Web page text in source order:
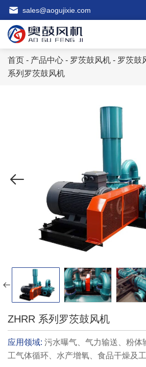
sales@aogujixie.com
首页 - 产品中心 - 罗茨鼓风机 - 罗茨鼓
系列罗茨鼓风机
ZHRR 系列罗茨鼓风机
应用领域: 污水曝气、气力输送、粉体
工气体循环、水产增氧、食品干燥及工